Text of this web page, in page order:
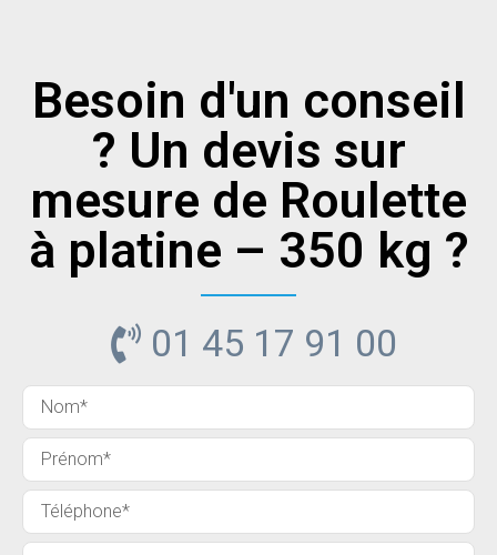
Besoin d'un conseil
? Un devis sur
mesure de Roulette
à platine – 350 kg ?
01 45 17 91 00